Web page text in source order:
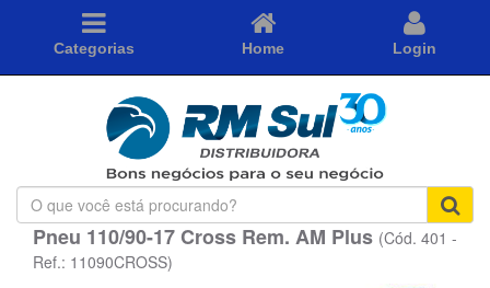
Categorias Home Login
O
que
você
está
Pneu 110/90-17 Cross Rem. AM Plus (Cód. 401 -
Ref.: 11090CROSS)